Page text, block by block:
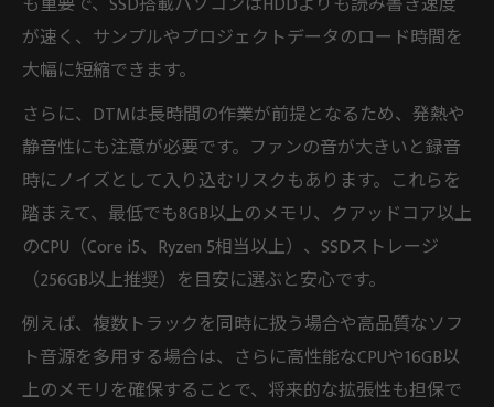
イント
DTMで注目すべきパソコンOSの特徴比較
DTMパソコンソフト相性とOS選びの重要性
DTMパソコン MacとWindowsの実用体験談
コストを抑えて選ぶDTM向きパソコン構成
DTMパソコン 安い構成で性能を確保する方
法
DTMパソコンおすすめ安価モデルの特徴
DTMパソコン コスト重視の選定ポイント
DTMパソコン スペックを抑えた賢い選び方
が速く、サンプルやプロジェクトデータのロード時間を
大幅に短縮できます。
さらに、DTMは長時間の作業が前提となるため、発熱や
静音性にも注意が必要です。ファンの音が大きいと録音
時にノイズとして入り込むリスクもあります。これらを
踏まえて、最低でも8GB以上のメモリ、クアッドコア以上
のCPU（Core i5、Ryzen 5相当以上）、SSDストレージ
（256GB以上推奨）を目安に選ぶと安心です。
例えば、複数トラックを同時に扱う場合や高品質なソフ
ト音源を多用する場合は、さらに高性能なCPUや16GB以
上のメモリを確保することで、将来的な拡張性も担保で